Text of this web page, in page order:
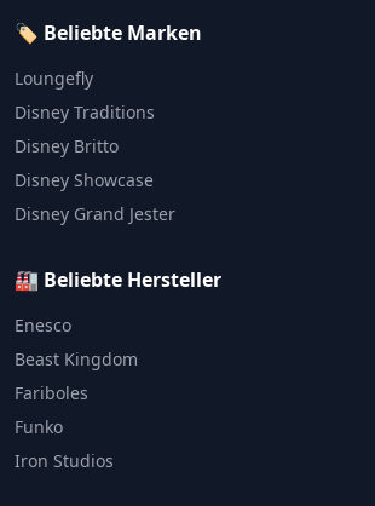
🏷️ Beliebte Marken
Loungefly
Disney Traditions
Disney Britto
Disney Showcase
Disney Grand Jester
🏭 Beliebte Hersteller
Enesco
Beast Kingdom
Fariboles
Funko
Iron Studios